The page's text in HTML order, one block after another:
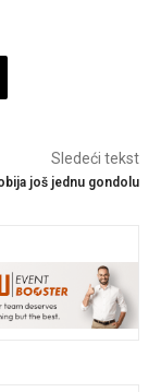
Sledeći tekst
još jednu gondolu